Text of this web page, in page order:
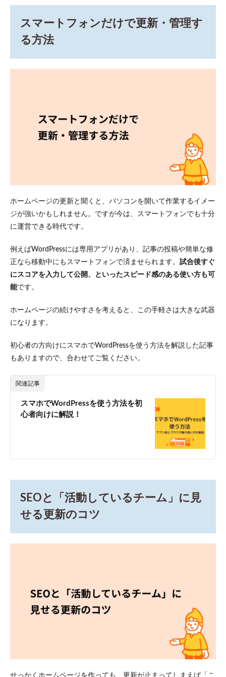
スマートフォンだけで更新・管理す
る方法
ホームページの更新と聞くと、パソコンを開いて作業するイメー
ジが強いかもしれません。ですが今は、スマートフォンでも十分
に運営できる時代です。
例えばWordPressには専用アプリがあり、記事の投稿や簡単な修
正なら移動中にもスマートフォンで済ませられます。 試合後すぐ
にスコアを入力して公開、といったスピード感のある使い方も可
能です。
ホームページの続けやすさを考えると、この手軽さは大きな武器
になります。
初心者の方向けにスマホでWordPressを使う方法を解説した記事
もありますので、合わせてご覧ください。
関連記事
スマホでWordPressを使う方法を初
心者向けに解説！
SEOと「活動しているチーム」に見
せる更新のコツ
せっかくホームページを作っても、更新が止まってしまえば「こ